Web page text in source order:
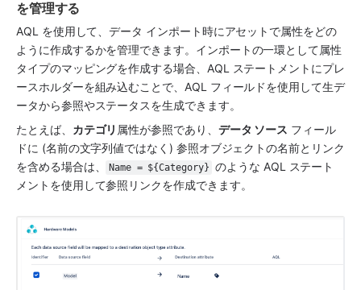
を管理する
AQL を使用して、データ インポート時にアセット で属性をどの
ように作成するかを管理できます。インポートの一環として属性
タイプのマッピングを作成する場合、AQL ステートメントにプレ
ースホルダーを組み込むことで、AQL フィールドを使用して生デ
ータから参照やステータスを生成できます。
たとえば、 カテゴリ 属性が参照であり、 データ ソース フィール
ドに (名前の文字列値ではなく) 参照オブジェクトの名前とリンク
を含める場合は、
Name = ${Category} のような AQL ステート
メントを使用して参照リンクを作成できます。